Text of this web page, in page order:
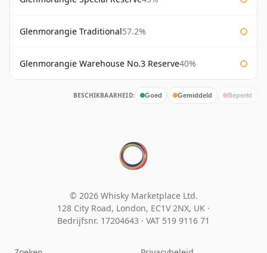
Glenmorangie Traditional57.2%
Glenmorangie Warehouse No.3 Reserve40%
BESCHIKBAARHEID: Goed Gemiddeld Beperkt
© 2026 Whisky Marketplace Ltd.
128 City Road, London, EC1V 2NX, UK ·
Bedrijfsnr. 17204643 · VAT 519 9116 71